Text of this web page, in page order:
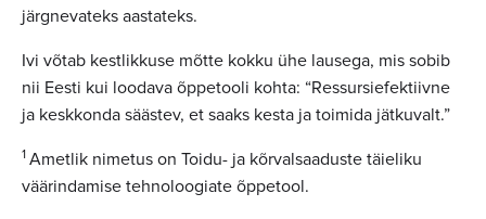
järgnevateks aastateks.
Ivi võtab kestlikkuse mõtte kokku ühe lausega, mis sobib
nii Eesti kui loodava õppetooli kohta: “Ressursiefektiivne
ja keskkonda säästev, et saaks kesta ja toimida jätkuvalt.”
1 Ametlik nimetus on Toidu- ja kõrvalsaaduste täieliku
väärindamise tehnoloogiate õppetool.